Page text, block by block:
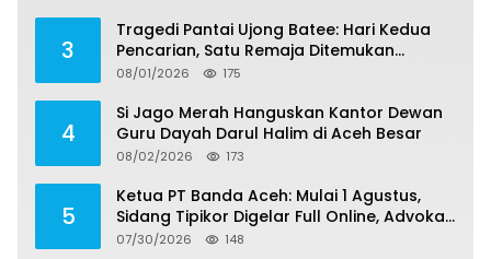
3
Tragedi Pantai Ujong Batee: Hari Kedua
Pencarian, Satu Remaja Ditemukan
Meninggal, Tiga Korban Masih Dicari
08/01/2026 175
4
Si Jago Merah Hanguskan Kantor Dewan
Guru Dayah Darul Halim di Aceh Besar
08/02/2026 173
5
Ketua PT Banda Aceh: Mulai 1 Agustus,
Sidang Tipikor Digelar Full Online, Advokat
Harus Kuasai Teknologi
07/30/2026 148